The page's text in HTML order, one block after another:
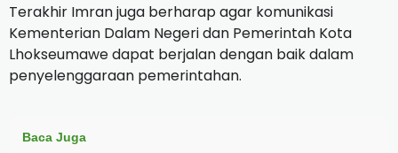
Terakhir Imran juga berharap agar komunikasi
Kementerian Dalam Negeri dan Pemerintah Kota
Lhokseumawe dapat berjalan dengan baik dalam
penyelenggaraan pemerintahan.
Baca Juga